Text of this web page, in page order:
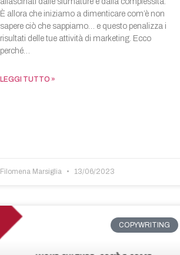
È allora che iniziamo a dimenticare com’è non
sapere ciò che sappiamo… e questo penalizza i
risultati delle tue attività di marketing. Ecco
perché…
LEGGI TUTTO »
Filomena Marsiglia 13/06/2023
COPYWRITING